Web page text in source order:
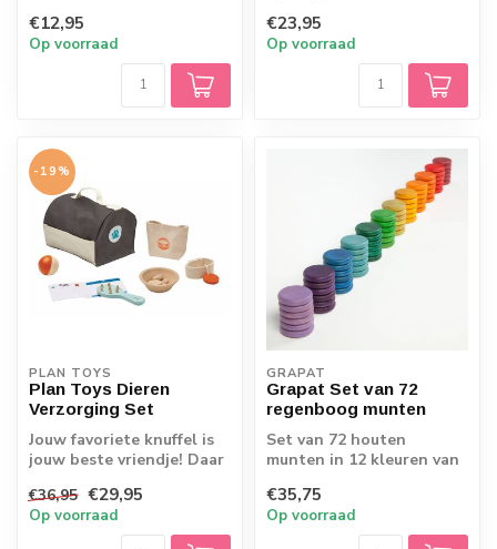
€12,95
Op voorraad
€23,95
Op voorraad
-19%
PLAN TOYS
Plan Toys Dieren
Verzorging Set
Jouw favoriete knuffel is
jouw beste vriendje! Daar
allerb...
€36,95 €29,95
Op voorraad
GRAPAT
Grapat Set van 72
regenboog munten
Set van 72 houten
munten in 12 kleuren van
allerlei fanta...
€35,75
Op voorraad